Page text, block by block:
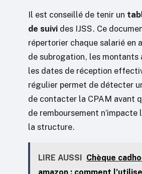
Il est conseillé de tenir un
de suivi des IJSS. Ce
répertorier chaque salarié en
de subrogation, les montants
les dates de réception
régulier permet de détecter
de contacter la CPAM avant
de remboursement n’impacte
la structure.
LIRE AUSSI Chèque